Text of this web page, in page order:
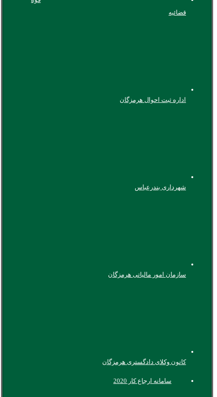
قضائیه
اداره ثبت احوال هرمزگان
شهرداری بندرعباس
سازمان امور مالیاتی هرمزگان
کانون وکلای دادگستری هرمزگان
سامانه ارجاع کار 2020